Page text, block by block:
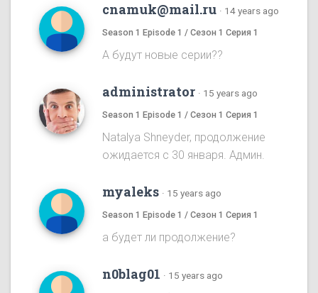
cnamuk@mail.ru · 14 years ago
Season 1 Episode 1 / Сезон 1 Серия 1
А будут новые серии??
administrator · 15 years ago
Season 1 Episode 1 / Сезон 1 Серия 1
Natalya Shneyder, продолжение
ожидается с 30 января. Админ.
myaleks · 15 years ago
Season 1 Episode 1 / Сезон 1 Серия 1
а будет ли продолжение?
n0blag01 · 15 years ago